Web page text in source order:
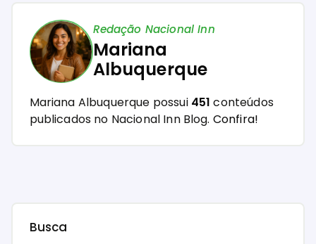
Redação Nacional Inn
Mariana
Albuquerque
Mariana Albuquerque possui 451 conteúdos
publicados no Nacional Inn Blog. Confira!
Busca